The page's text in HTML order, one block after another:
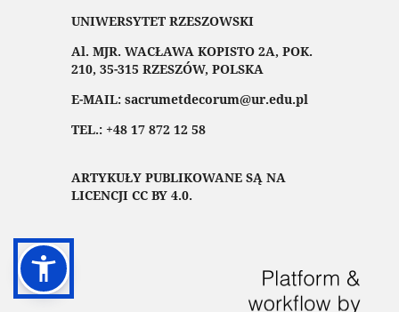
UNIWERSYTET RZESZOWSKI
Al. MJR. WACŁAWA KOPISTO 2A, POK.
210, 35-315 RZESZÓW, POLSKA
E-MAIL: sacrumetdecorum@ur.edu.pl
TEL.: +48 17 872 12 58
ARTYKUŁY PUBLIKOWANE SĄ NA
LICENCJI CC BY 4.0.